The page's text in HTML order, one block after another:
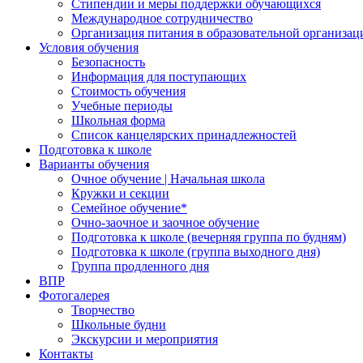
Стипендии и меры поддержки обучающихся
Международное сотрудничество
Организация питания в образовательной
Условия обучения
Безопасность
Информация для поступающих
Стоимость обучения
Учебные периоды
Школьная форма
Список канцелярских принадлежностей
Подготовка к школе
Варианты обучения
Очное обучение | Начальная школа
Кружки и секции
Семейное обучение*
Очно-заочное и заочное обучение
Подготовка к школе (вечерняя группа по будням)
Подготовка к школе (группа выходного дня)
Группа продленного дня
ВПР
Фотогалерея
Творчество
Школьные будни
Экскурсии и мероприятия
Контакты